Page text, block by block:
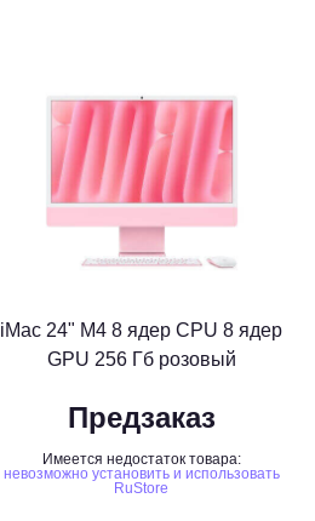
iMac 24" M4 8 ядер CPU 8 ядер
GPU 256 Гб розовый
Предзаказ
Имеется недостаток товара:
невозможно установить и использовать
RuStore